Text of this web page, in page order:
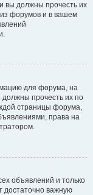
вы должны прочесть их
форумов и в вашем
для форума, на
прочесть их по
страницы форума,
права на
объявлений и только
достаточно важную